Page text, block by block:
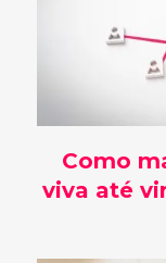
Como
viva até